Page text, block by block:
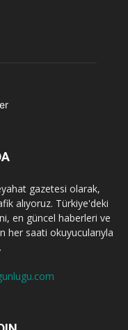
gazetesi olarak,
alıyoruz. Türkiye'deki
en güncel haberleri ve
her saati okuyucularıyla